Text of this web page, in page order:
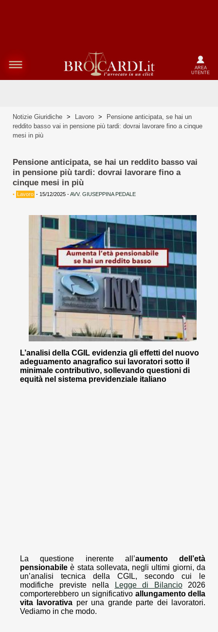
AREA
UTENTE
Notizie Giuridiche > Lavoro >
Pensione anticipata, se hai un
reddito basso vai in pensione più tardi: dovrai lavorare fino a cinque
mesi in più
Pensione anticipata, se hai un reddito basso vai
in pensione più tardi: dovrai lavorare fino a
cinque mesi in più
• Lavoro - 15/12/2025 -AVV. GIUSEPPINA PEDALE
L’analisi della CGIL evidenzia gli effetti del nuovo
adeguamento anagrafico sui lavoratori sotto il
minimale contributivo, sollevando questioni di
equità nel sistema previdenziale italiano
La questione inerente all’aumento dell’età
pensionabile è stata sollevata, negli ultimi giorni, da
un’analisi tecnica della CGIL, secondo cui le
modifiche previste nella
Legge di Bilancio2026
comporterebbero un significativo allungamento della
vita lavorativa per una grande parte dei lavoratori.
Vediamo in che modo.